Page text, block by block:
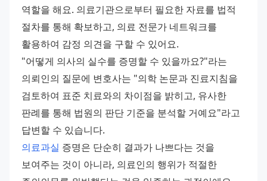
역할을 해요. 의료기관으로부터 필요한 자료를 법적
절차를 통해 확보하고, 의료 전문가 네트워크를
활용하여 감정 의견을 구할 수 있어요.
"어떻게 의사의 실수를 증명할 수 있을까요?"라는
의뢰인의 질문에 변호사는 "의학 논문과 진료지침을
검토하여 표준 치료와의 차이점을 밝히고, 유사한
판례를 통해 법원의 판단 기준을 분석할 거예요"라고
답변할 수 있습니다.
의료과실 증명은 단순히 결과가 나쁘다는 것을
보여주는 것이 아니라, 의료인의 행위가 적절한